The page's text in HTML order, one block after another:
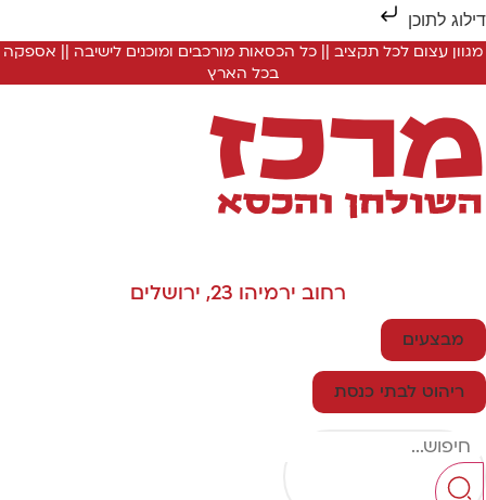
לתוכן
מגוון עצום לכל תקציב || כל הכסאות מורכבים ומוכנים לישיבה || אספקה
בכל הארץ
רחוב ירמיהו 23, ירושלים
מבצעים
ריהוט לבתי כנסת